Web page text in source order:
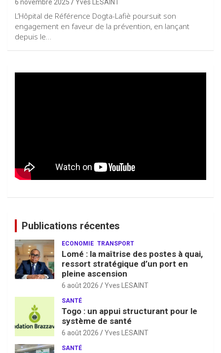
6 novembre 2025 Yves LESAINT
L’Hôpital de Référence Dogta-Lafiè poursuit son
engagement en faveur de la prévention, en lançant
depuis le…
Publications récentes
ECONOMIE TRANSPORT
Lomé : la maîtrise des postes à quai,
ressort stratégique d’un port en
pleine ascension
6 août 2026 Yves LESAINT
SANTÉ
Togo : un appui structurant pour le
système de santé
6 août 2026 Yves LESAINT
SANTÉ